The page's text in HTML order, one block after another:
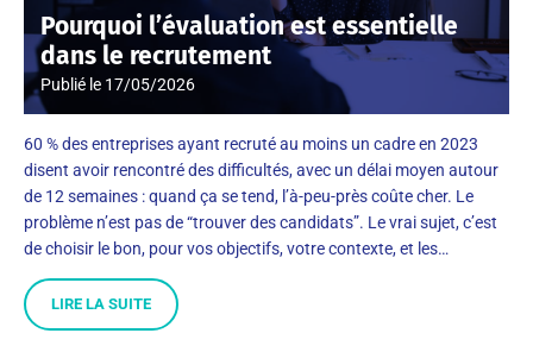
Pourquoi l’évaluation est essentielle
dans le recrutement
Publié le 17/05/2026
60 % des entreprises ayant recruté au moins un cadre en 2023
disent avoir rencontré des difficultés, avec un délai moyen autour
de 12 semaines : quand ça se tend, l’à-peu-près coûte cher. Le
problème n’est pas de “trouver des candidats”. Le vrai sujet, c’est
de choisir le bon, pour vos objectifs, votre contexte, et les…
LIRE LA SUITE